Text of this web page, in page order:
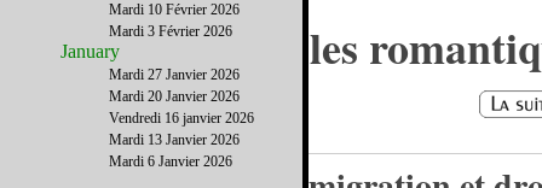
New York pour les
Mardi 10 Février 2026
Mardi 3 Février 2026
January
Mardi 27 Janvier 2026
Mardi 20 Janvier 2026
Vendredi 16 janvier 2026
Mardi 13 Janvier 2026
Mardi 6 Janvier 2026